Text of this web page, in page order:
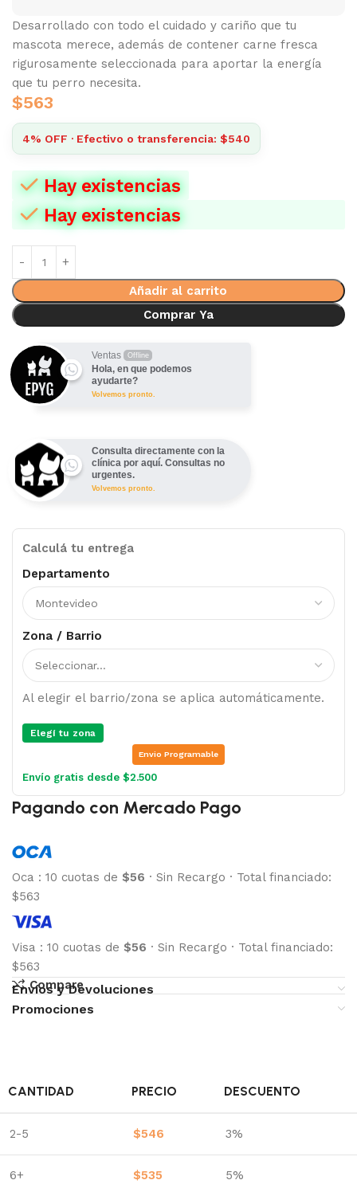
Desarrollado con todo el cuidado y cariño que tu
mascota merece, además de contener carne fresca
rigurosamente seleccionada para aportar la energía
que tu perro necesita.
$563
4% OFF · Efectivo o transferencia: $540
Hay existencias
Hay existencias
Añadir al carrito
Comprar Ya
Ventas Offline
Hola, en que podemos
ayudarte?
Volvemos pronto.
Consulta directamente con la
clínica por aquí. Consultas no
urgentes.
Volvemos pronto.
Calculá tu entrega
Departamento
Zona / Barrio
Al elegir el barrio/zona se aplica automáticamente.
Elegí tu zona
Envio Programable
Envío gratis desde $2.500
Pagando con Mercado Pago
Oca : 10 cuotas de $56 · Sin Recargo · Total financiado:
$563
Visa : 10 cuotas de $56 · Sin Recargo · Total financiado:
$563
Compare
Envíos y Devoluciones
Promociones
CANTIDAD PRECIO DESCUENTO
2-5 $546 3%
6+ $535 5%